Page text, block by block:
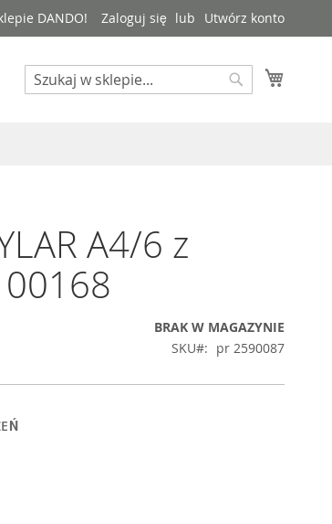
DANDO! Zaloguj się Utwórz konto
Search
A4/6 z
BRAK W MAGAZYNIE
SKU
pr 2590087